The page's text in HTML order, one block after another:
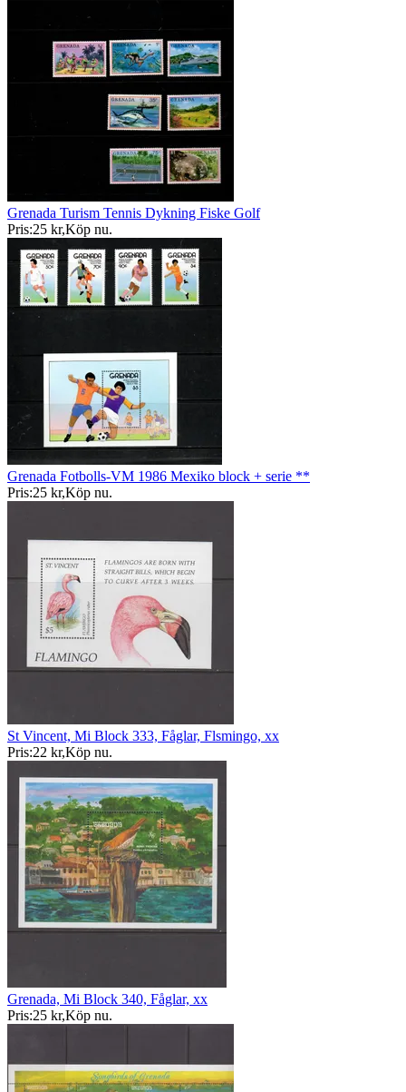
Grenada Turism Tennis Dykning Fiske Golf
Pris:25 kr,Köp nu.
Grenada Fotbolls-VM 1986 Mexiko block + serie **
Pris:25 kr,Köp nu.
St Vincent, Mi Block 333, Fåglar, Flsmingo, xx
Pris:22 kr,Köp nu.
Grenada, Mi Block 340, Fåglar, xx
Pris:25 kr,Köp nu.